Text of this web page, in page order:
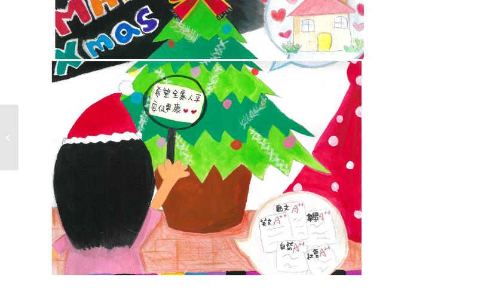
A049-馬祖家扶-吳宗賢-
我的家人和假日時光